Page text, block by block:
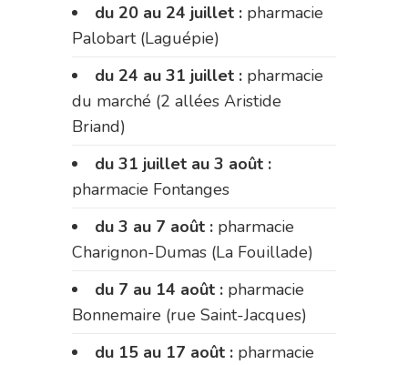
du 20 au 24 juillet : pharmacie
Palobart (Laguépie)
du 24 au 31 juillet : pharmacie
du marché (2 allées Aristide
Briand)
du 31 juillet au 3 août :
pharmacie Fontanges
du 3 au 7 août : pharmacie
Charignon-Dumas (La Fouillade)
du 7 au 14 août : pharmacie
Bonnemaire (rue Saint-Jacques)
du 15 au 17 août : pharmacie